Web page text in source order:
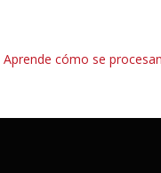
Aprende cómo se